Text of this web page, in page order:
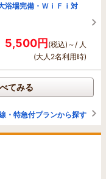
場完備・ＷｉＦｉ対
5,500円(税込)～/ 人
(大人2名利用時)
てみる
・特急付プランから探す